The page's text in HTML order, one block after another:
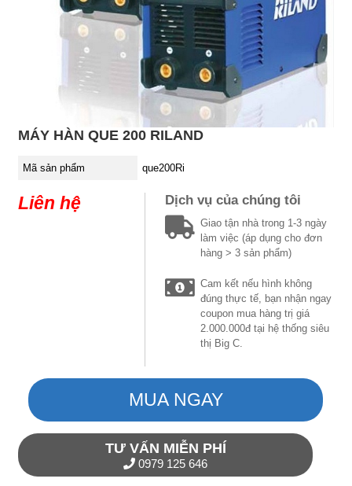
MÁY HÀN QUE 200 RILAND
Mã sản phẩm que200Ri
Liên hệ Dịch vụ của chúng tôi
Giao tận nhà trong 1-3 ngày
làm việc (áp dụng cho đơn
hàng > 3 sản phẩm)
Cam kết nếu hình không
đúng thực tế, bạn nhận ngay
coupon mua hàng trị giá
2.000.000đ tại hệ thống siêu
thị Big C.
MUA NGAY
TƯ VẤN MIỄN PHÍ
0979 125 646